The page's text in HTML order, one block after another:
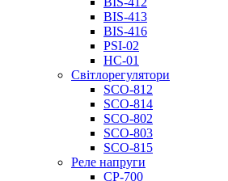
BIS-413
BIS-416
PSI-02
НС-01
Світлорегулятори
SCO-812
SCO-814
SCO-802
SCO-803
SCO-815
Реле напруги
CP-700